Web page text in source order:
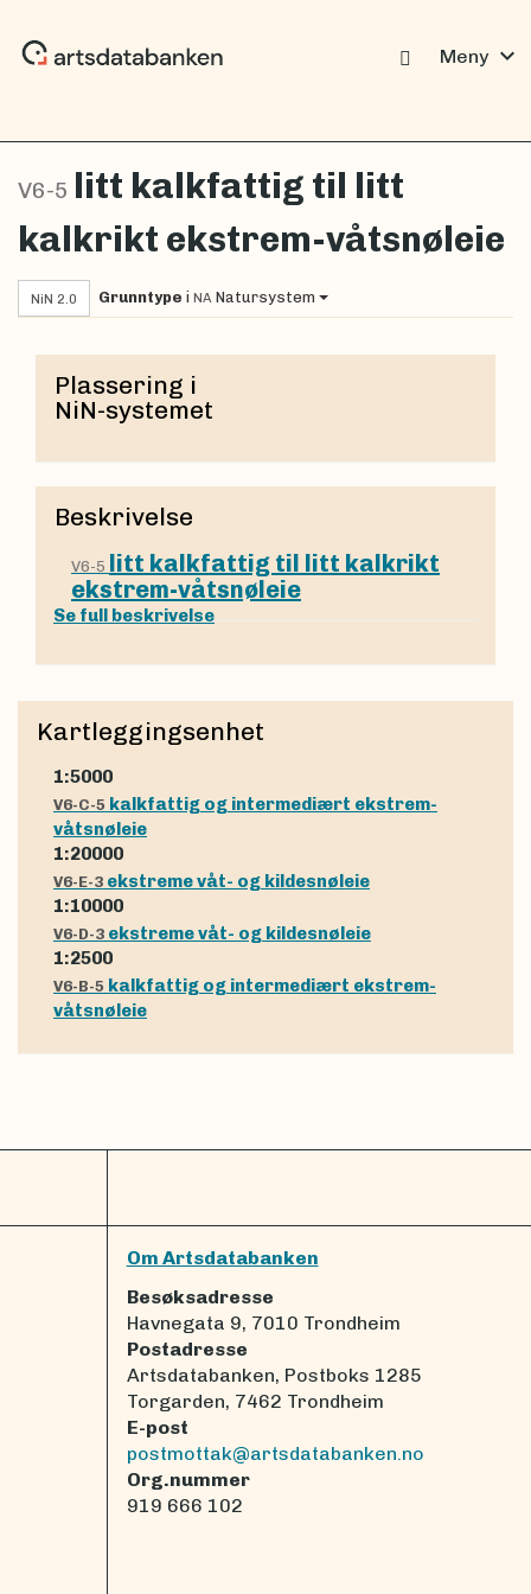
Meny expand_more
V6-5 litt kalkfattig til litt
kalkrikt ekstrem-våtsnøleie
NiN 2.0 Grunntype i NA Natursystem
Plassering i
NiN-systemet
Beskrivelse
V6-5 litt kalkfattig til litt kalkrikt
ekstrem-våtsnøleie
Se full beskrivelse
Kartleggingsenhet
1:5000
V6-C-5 kalkfattig og intermediært ekstrem-
våtsnøleie
1:20000
V6-E-3 ekstreme våt- og kildesnøleie
1:10000
V6-D-3 ekstreme våt- og kildesnøleie
1:2500
V6-B-5 kalkfattig og intermediært ekstrem-
våtsnøleie
Om Artsdatabanken
Besøksadresse
Havnegata 9, 7010 Trondheim
Postadresse
Artsdatabanken, Postboks 1285
Torgarden, 7462 Trondheim
E-post
postmottak@artsdatabanken.no
Org.nummer
919 666 102